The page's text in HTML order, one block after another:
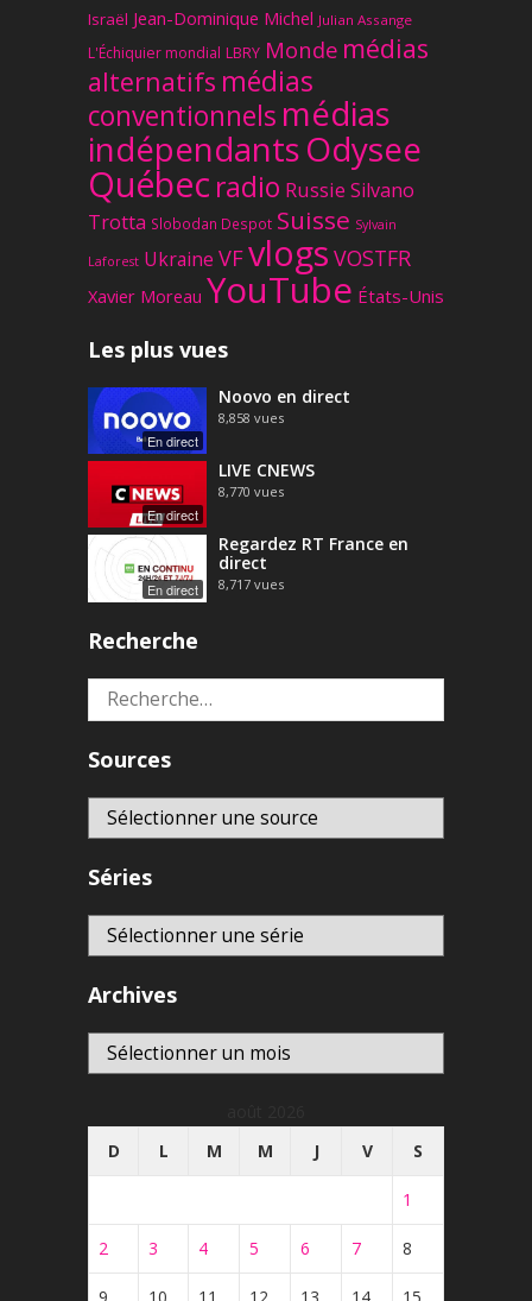
Israël Jean-Dominique Michel Julian Assange
L'Échiquier mondial LBRY Monde médias
alternatifs médias
conventionnels médias
indépendantsOdysee
Québec radio Russie Silvano
Trotta Slobodan Despot Suisse Sylvain
Laforest Ukraine VFvlogs VOSTFR
Xavier Moreau YouTube États-Unis
Les plus vues
En direct
Noovo en direct
8,858 vues
En direct
LIVE CNEWS
8,770 vues
En direct
Regardez RT France en
direct
8,717 vues
Recherche
Rechercher :
Sources
Séries
Archives
Archives
D
L M M J V S
1
2 3 4 5 6 7 8
9 10 11 12 13 14 15